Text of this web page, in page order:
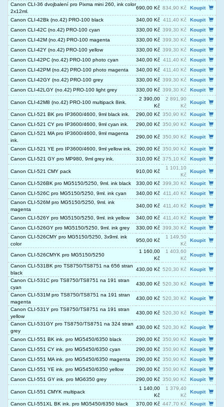
Canon CLI-36 dvojbalení pro Pixma mini 260, ink color
2x12ml.
690,00 Kč 834,90 Kč Koupit
Canon CLI-42Bk (no.42) PRO-100 black 340,00 Kč 411,40 Kč
Koupit
Canon CLI-42C (no.42) PRO-100 cyan
330,00 Kč 399,30 Kč
Koupit
Canon CLI-42M (no.42) PRO-100 magenta
330,00 Kč 399,30 Kč
Koupit
Canon CLI-42Y (no.42) PRO-100 yellow
330,00 Kč 399,30 Kč
Koupit
Canon CLI-42PC (no.42) PRO-100 photo cyan
340,00 Kč 411,40 Kč
Koupit
Canon CLI-42PM (no.42) PRO-100 photo magenta
340,00 Kč 411,40 Kč
Koupit
Canon CLI-42GY (no.42) PRO-100 grey
330,00 Kč 399,30 Kč
Koupit
Canon CLI-42LGY (no.42) PRO-100 light grey
330,00 Kč 399,30 Kč Koupit
Canon CLI-42M8 (no.42) PRO-100 multipack 8ink.
2 390,00
Kč
2 891,90
Kč
Koupit
Canon CLI-521 BK pro IP3600/4600, 9ml black ink. 290,00 Kč 350,90 Kč
Koupit
Canon CLI-521 CY pro IP3600/4600, 9ml cyan ink.
290,00 Kč 350,90 Kč
Koupit
Canon CLI-521 MA pro IP3600/4600, 9ml magenta
ink.
290,00 Kč 350,90 Kč Koupit
Canon CLI-521 YE pro IP3600/4600, 9ml yellow ink. 290,00 Kč 350,90 Kč
Koupit
Canon CLI-521 GY pro MP980, 9ml grey ink.
310,00 Kč 375,10 Kč Koupit
Canon CLI-521 CMY pack 910,00 Kč
1 101,10
Kč
Koupit
Canon CLI-526BK pro MG5150/5250, 9ml. ink black 330,00 Kč 399,30 Kč
Koupit
Canon CLI-526C pro MG5150/5250, 9ml. ink cyan
340,00 Kč 411,40 Kč
Koupit
Canon CLI-526M pro MG5150/5250, 9ml. ink
magenta
340,00 Kč 411,40 Kč Koupit
Canon CLI-526Y pro MG5150/5250, 9ml. ink yellow 340,00 Kč 411,40 Kč
Koupit
Canon CLI-526GY pro MG5150/5250, 9ml. ink grey
330,00 Kč 399,30 Kč
Koupit
Canon CLI-526CMY pro MG5150/5250, 3x9ml. ink
color
950,00 Kč
1 149,50
Kč
Koupit
Canon CLI-526CMYK pro MG5150/5250
1 160,00
Kč
1 403,60
Kč
Koupit
Canon CLI-531BK pro TS8750/TS8751 na 656 stran
black
430,00 Kč 520,30 Kč
Koupit
Canon CLI-531C pro TS8750/TS8751 na 191 stran
cyan
430,00 Kč 520,30 Kč
Koupit
Canon CLI-531M pro TS8750/TS8751 na 191 stran
magenta
430,00 Kč 520,30 Kč
Koupit
Canon CLI-531Y pro TS8750/TS8751 na 191 stran
yellow
430,00 Kč 520,30 Kč
Koupit
Canon CLI-531GY pro TS8750/TS8751 na 324 stran
grey
430,00 Kč 520,30 Kč Koupit
Canon CLI-551 BK ink. pro MG5450/6350 black 290,00 Kč 350,90 Kč
Koupit
Canon CLI-551 CY ink. pro MG5450/6350 cyan
290,00 Kč 350,90 Kč
Koupit
Canon CLI-551 MA ink. pro MG5450/6350 magenta
290,00 Kč 350,90 Kč
Koupit
Canon CLI-551 YE ink. pro MG5450/6350 yellow
290,00 Kč 350,90 Kč
Koupit
Canon CLI-551 GY ink. pro MG6350 grey
290,00 Kč 350,90 Kč Koupit
Canon CLI-551 CMYK multipack
1 140,00
Kč
1 379,40
Kč
Koupit
Canon CLI-551XL BK ink. pro MG5450/6350 black 370,00 Kč 447,70 Kč
Koupit